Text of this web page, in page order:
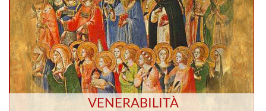
VENERABILITÀ